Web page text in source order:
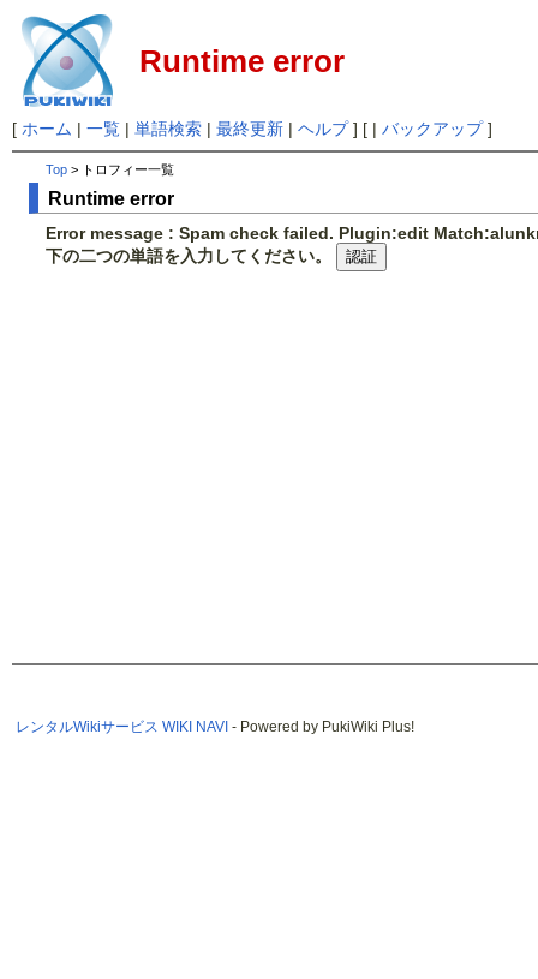
Runtime error
[ ホーム 一覧| 単語検索| 最終更新| ヘルプ] [ | バックアップ]
Top> トロフィー一覧
Runtime error
Error message : Spam check failed. Plugin:edit
下の二つの単語を入力してください。
レンタルWikiサービス WIKI NAVI - Powered by PukiWiki Plus!